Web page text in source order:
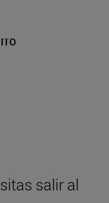
salir al